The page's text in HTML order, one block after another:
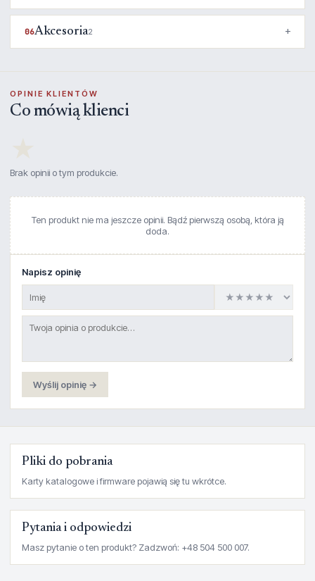
06Akcesoria2
OPINIE KLIENTÓW
Co mówią klienci
Brak opinii o tym produkcie.
Ten produkt nie ma jeszcze opinii. Bądź pierwszą osobą, która ją
doda.
Napisz opinię
Wyślij opinię →
Pliki do pobrania
Karty katalogowe i firmware pojawią się tu wkrótce.
Pytania i odpowiedzi
Masz pytanie o ten produkt? Zadzwoń: +48 504 500 007.